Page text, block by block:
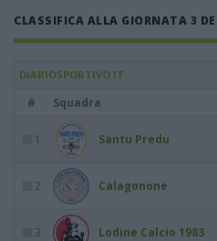
CLASSIFICA ALLA GIORNATA 3
DIARIOSPORTIVO.IT
#
Squadra
1 Santu Predu
2 Calagonone
3 Lodine Calcio 1983